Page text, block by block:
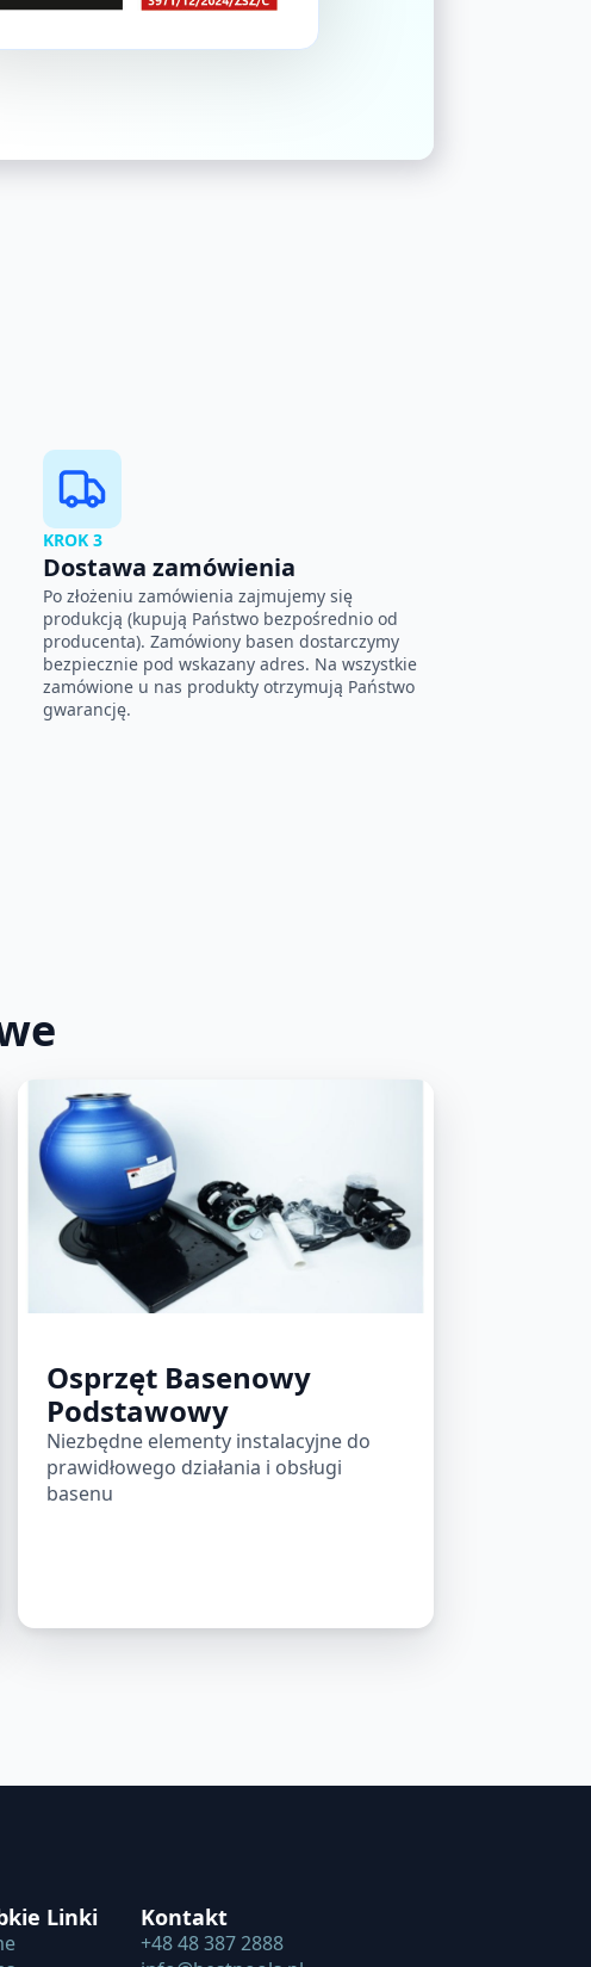
KROK 3
Dostawa zamówienia
Po złożeniu zamówienia zajmujemy się
produkcją (kupują Państwo bezpośrednio od
producenta). Zamówiony basen dostarczymy
bezpiecznie pod wskazany adres. Na wszystkie
zamówione u nas produkty otrzymują Państwo
gwarancję.
Osprzęt Basenowy
Podstawowy
Niezbędne elementy instalacyjne do
prawidłowego działania i obsługi
basenu
Linki Kontakt
+48 48 387 2888